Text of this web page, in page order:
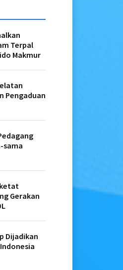
Terpal
Makmur
Pengaduan
sama
Gerakan
Dijadikan